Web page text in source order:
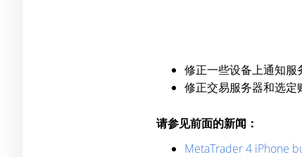
修正一些设备上通知服
修正交易服务器和选
请参见前面的新闻：
MetaTrader 4 iPhone